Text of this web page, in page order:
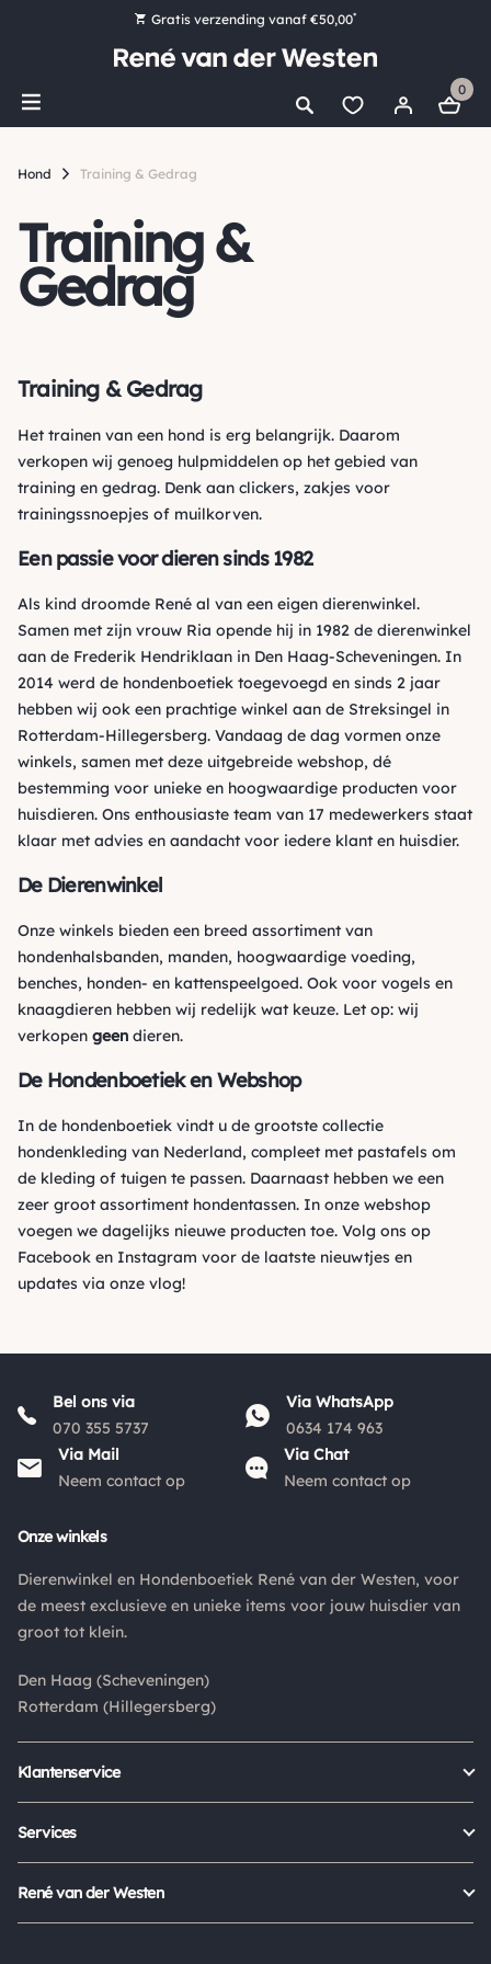
Gratis verzending vanaf €50,00*
Bestel nu, betaal later met Klarna
Ruim 16.000 artikelen op voorraad
Ruim 44 jaar kennis en ervaring
0
Hond Training & Gedrag
Training &
Gedrag
Training & Gedrag
Het trainen van een hond is erg belangrijk. Daarom
verkopen wij genoeg hulpmiddelen op het gebied van
training en gedrag. Denk aan clickers, zakjes voor
trainingssnoepjes of muilkorven.
Een passie voor dieren sinds 1982
Als kind droomde René al van een eigen dierenwinkel.
Samen met zijn vrouw Ria opende hij in 1982 de dierenwinkel
aan de Frederik Hendriklaan in Den Haag-Scheveningen. In
2014 werd de hondenboetiek toegevoegd en sinds 2 jaar
hebben wij ook een prachtige winkel aan de Streksingel in
Rotterdam-Hillegersberg. Vandaag de dag vormen onze
winkels, samen met deze uitgebreide webshop, dé
bestemming voor unieke en hoogwaardige producten voor
huisdieren. Ons enthousiaste team van 17 medewerkers staat
klaar met advies en aandacht voor iedere klant en huisdier.
De Dierenwinkel
Onze winkels bieden een breed assortiment van
hondenhalsbanden, manden, hoogwaardige voeding,
benches, honden- en kattenspeelgoed. Ook voor vogels en
knaagdieren hebben wij redelijk wat keuze. Let op: wij
verkopen geen dieren.
De Hondenboetiek en Webshop
In de hondenboetiek vindt u de grootste collectie
hondenkleding van Nederland, compleet met pastafels om
de kleding of tuigen te passen. Daarnaast hebben we een
zeer groot assortiment hondentassen. In onze webshop
voegen we dagelijks nieuwe producten toe. Volg ons op
Facebook en Instagram voor de laatste nieuwtjes en
updates via onze vlog!
Bel ons via
070 355 5737
Via WhatsApp
0634 174 963
Via Mail
Neem contact op
Via Chat
Neem contact op
Onze winkels
Dierenwinkel en Hondenboetiek René van der Westen, voor
de meest exclusieve en unieke items voor jouw huisdier van
groot tot klein.
Den Haag (Scheveningen)
Rotterdam (Hillegersberg)
Klantenservice
Retour aanmelden
Status bestelling
Mijn account
Services
Algemene voorwaarden
René van der Westen